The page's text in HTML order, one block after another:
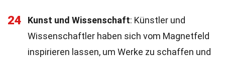
24 Kunst und Wissenschaft: Künstler und
Wissenschaftler haben sich vom Magnetfeld
inspirieren lassen, um Werke zu schaffen und